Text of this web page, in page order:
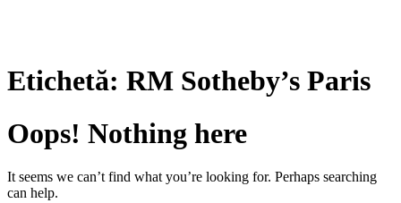
Etichetă: RM Sotheby’s Paris
Oops! Nothing here
It seems we can’t find what you’re looking for. Perhaps searching
can help.